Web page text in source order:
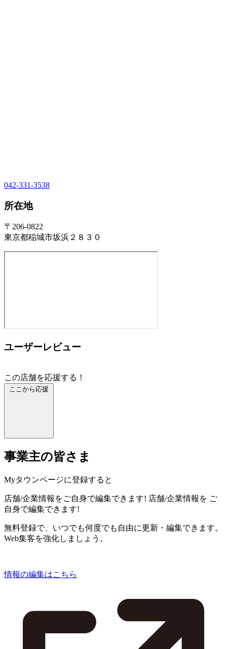
042-331-3538
所在地
〒206-0822
東京都稲城市坂浜２８３０
ユーザーレビュー
この店舗を応援する！
ここから応援
事業主の皆さま
Myタウンページに登録すると
店舗/企業情報をご自身で編集できます! 店舗/企業情報を ご
自身で編集できます!
無料登録で、いつでも何度でも自由に更新・編集できます。
Web集客を強化しましょう。
情報の編集はこちら